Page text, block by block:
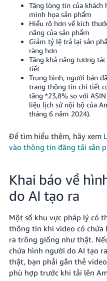
- TH
தமிழ்
- IN
Tiếng
Việt -
VN
Deutsch
- DE
Português
- BR
文
-
TW
日
本
語
-
Sign
up
Tăng lòng tin của khách
minh họa sản phẩm
Hiểu rõ hơn về kích
năng của sản phẩm
Giảm tỷ lệ trả lại sản
ràng hơn
Tăng khả năng tương
tiết
Trung bình, người bán
trang thông tin chi tiết
tăng *23,8% so với
liệu lịch sử nội bộ của
tháng 6 năm 2024).
Để tìm hiểu thêm, hãy xem
vào thông tin đăng tải sản
Khai báo về
do AI tạo ra
Một số khu vực pháp lý có
thông tin khi video có chứa
ra trông giống như thật.
chứa hình người do AI tạo
thật, bạn phải gắn thẻ
phù hợp trước khi tải lên